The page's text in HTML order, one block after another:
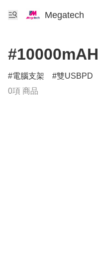
Megatech
#10000mAH
電腦支架 雙USBPD
0項 商品